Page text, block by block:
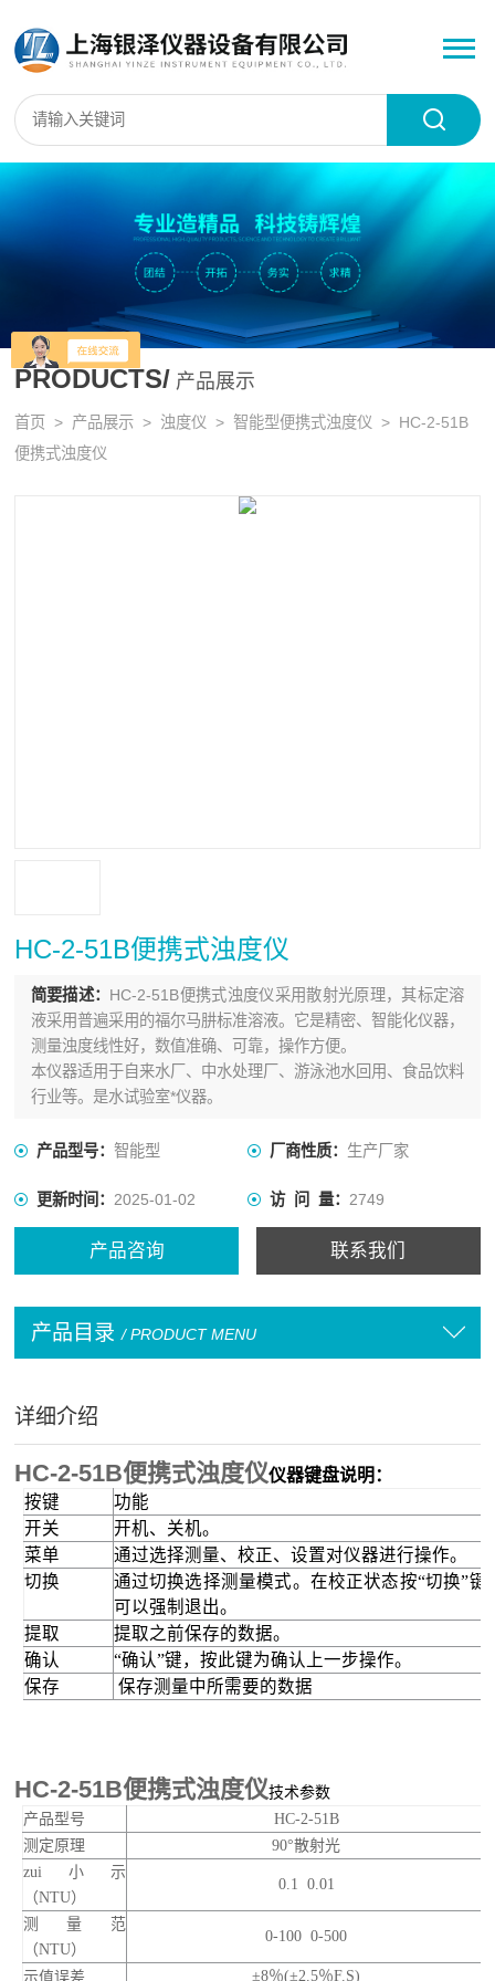
PRODUCTS/ 产品展示
首页 > 产品展示 > 浊度仪 >智能型便携式浊度仪 > HC-2-51B
便携式浊度仪
HC-2-51B便携式浊度仪
简要描述： HC-2-51B便携式浊度仪采用散射光原理，其标定溶
液采用普遍采用的福尔马肼标准溶液。它是精密、智能化仪器，
测量浊度线性好，数值准确、可靠，操作方便。
本仪器适用于自来水厂、中水处理厂、游泳池水回用、食品饮料
行业等。是水试验室*仪器。
产品型号：智能型 厂商性质： 生产厂家
更新时间：2025-01-02 访 问 量： 2749
产品咨询 联系我们
产品目录 / PRODUCT MENU
详细介绍
HC-2-51B便携式浊度仪仪器键盘说明：
按键
功能
开关
开机、关机。
菜单
通过选择测量、校正、设置对仪器进行操作。
切换
通过切换选择测量模式。在校正状态按“切换”键
可以强制退出。
提取
提取之前保存的数据。
确认
“确认”键，按此键为确认上一步操作。
保存
保存测量中所需要的数据
HC-2-51B便携式浊度仪技术参数
产品型号
HC-2-51B
测定原理
90°散射光
zui小示
（NTU）
0.1 0.01
测量范
（NTU）
0-100 0-500
示值误差 ±8％(±2.5％F.S)